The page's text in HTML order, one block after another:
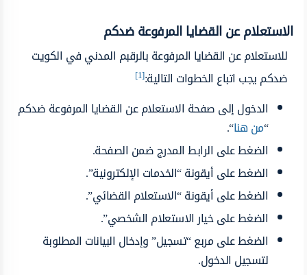
الاستعلام عن القضايا المرفوعة ضدكم
للاستعلام عن القضايا المرفوعة بالرقبم المدني في الكويت
ضدكم يجب اتباع الخطوات التالية:[1]
الدخول إلى صفحة الاستعلام عن القضايا المرفوعة ضدكم
“من هنا“.
الضغط على الرابط المدرج ضمن الصفحة.
الضغط على أيقونة “الخدمات الإلكترونية”.
الضغط على أيقونة “الاستعلام القضائي”.
الضغط على خيار الاستعلام الشخصي”.
الضغط على مربع “تسجيل” وإدخال البيانات المطلوبة
لتسجيل الدخول.